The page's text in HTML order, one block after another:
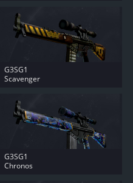
G3SG1
Scavenger
G3SG1
Chronos